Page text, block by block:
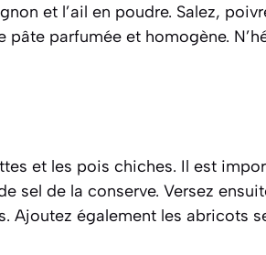
et l’ail en poudre. Salez,
parfumée et homogène.
et les pois chiches. Il est
sel de la conserve. Versez
Ajoutez également les abricots